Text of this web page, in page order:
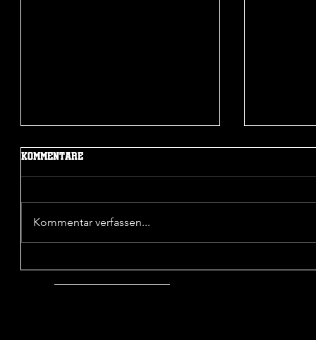
Sieg in der 1. Pokalrunde
Kommentare
Kommentar verfassen...